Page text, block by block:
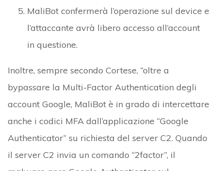
MaliBot confermerà l’operazione sul device e
l’attaccante avrà libero accesso all’account
in questione.
Inoltre, sempre secondo Cortese, “oltre a
bypassare la Multi-Factor Authentication degli
account Google, MaliBot è in grado di intercettare
anche i codici MFA dall’applicazione “Google
Authenticator” su richiesta del server C2. Quando
il server C2 invia un comando “2factor”, il